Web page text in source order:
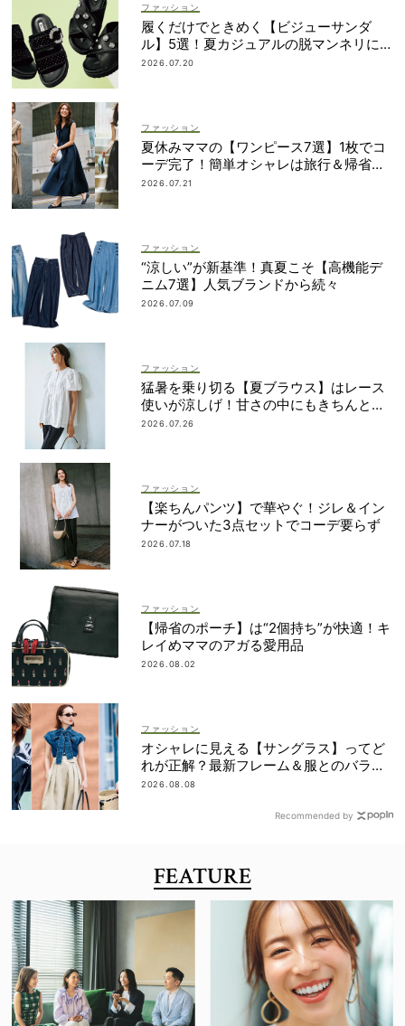
ファッション
履くだけでときめく【ビジューサンダ
ル】5選！夏カジュアルの脱マンネリに効
果大
2026.07.20
ファッション
夏休みママの【ワンピース7選】1枚でコ
ーデ完了！簡単オシャレは旅行＆帰省に
も
2026.07.21
ファッション
“涼しい”が新基準！真夏こそ【高機能デ
ニム7選】人気ブランドから続々
2026.07.09
ファッション
猛暑を乗り切る【夏ブラウス】はレース
使いが涼しげ！甘さの中にもきちんと感
を
2026.07.26
ファッション
【楽ちんパンツ】で華やぐ！ジレ＆イン
ナーがついた3点セットでコーデ要らず
2026.07.18
ファッション
【帰省のポーチ】は“2個持ち”が快適！キ
レイめママのアガる愛用品
2026.08.02
ファッション
オシャレに見える【サングラス】ってど
れが正解？最新フレーム＆服とのバラン
スを見て攻略！
2026.08.08
Recommended by
FEATURE